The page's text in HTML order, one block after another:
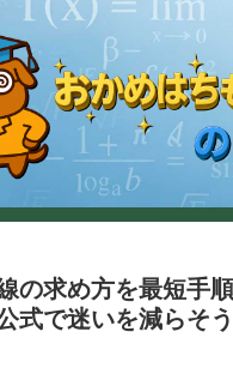
の求め方を最短手
式で迷いを減らそう